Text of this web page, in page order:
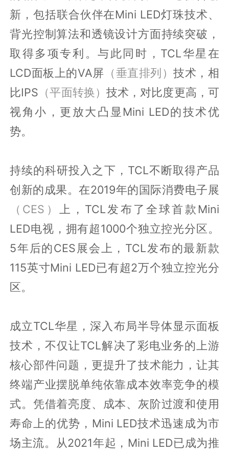
新，包括联合伙伴在Mini LED灯珠技术、
背光控制算法和透镜设计方面持续突破，
取得多项专利。与此同时，TCL华星在
LCD面板上的VA屏 （垂直排列）技术，相
比IPS （平面转换） 技术，对比度更高，可
视角小，更放大凸显Mini LED的技术优
势。
持续的科研投入之下，TCL不断取得产品
创新的成果。在2019年的国际消费电子展
（CES）
上，TCL发布了全球首款Mini
LED电视，拥有超1000个独立控光分区。
5年后的CES展会上，TCL发布的最新款
115英寸Mini LED已有超2万个独立控光分
区。
成立TCL华星，深入布局半导体显示面板
技术，不仅让TCL解决了彩电业务的上游
核心部件问题，更提升了技术能力，让其
终端产业摆脱单纯依靠成本效率竞争的模
式。凭借着亮度、成本、灰阶过渡和使用
寿命上的优势，Mini LED技术迅速成为市
场主流。从2021年起，Mini LED已成为推